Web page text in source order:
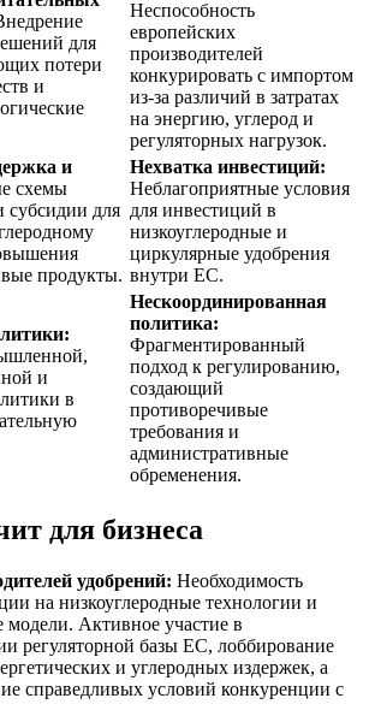
для
потери
и
Неспособность
европейских
производителей
конкурировать с импортом
из-за различий в затратах
на энергию, углерод и
регуляторных нагрузок.
и
схемы
субсидии для
продукты.
Нехватка инвестиций:
Неблагоприятные условия
для инвестиций в
низкоуглеродные и
циркулярные удобрения
внутри ЕС.
и
в
Нескоординированная
политика:
Фрагментированный
подход к регулированию,
создающий
противоречивые
требования и
административные
обременения.
для бизнеса
удобрений: Необходимость
на низкоуглеродные технологии и
модели. Активное участие в
регуляторной базы ЕС, лоббирование
и углеродных издержек, а
справедливых условий конкуренции с